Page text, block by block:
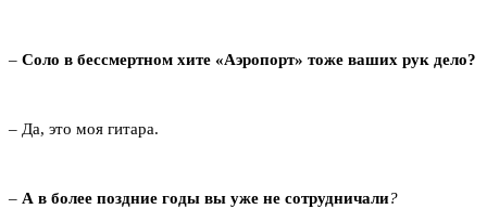
– Соло в бессмертном хите «Аэропорт» тоже ваших рук дело?
– Да, это моя гитара.
– А в более поздние годы вы уже не сотрудничали?